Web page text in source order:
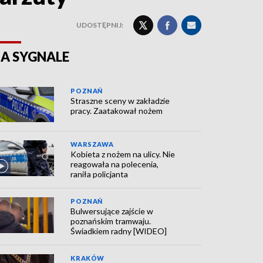
UDOSTĘPNIJ:
SYGNALE
POZNAŃ
Straszne sceny w zakładzie
pracy. Zaatakował nożem
WARSZAWA
Kobieta z nożem na ulicy. Nie
reagowała na polecenia,
raniła policjanta
POZNAŃ
Bulwersujące zajście w
poznańskim tramwaju.
Świadkiem radny [WIDEO]
KRAKÓW